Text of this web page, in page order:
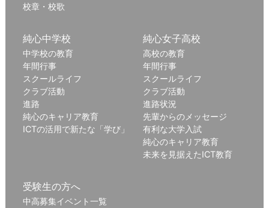
校章・校歌
純心中学校
中学校の教育
年間行事
スクールライフ
クラブ活動
進路
純心のキャリア教育
ICTの活用で新たな「学び」
純心女子高校
高校の教育
年間行事
スクールライフ
クラブ活動
進路状況
先輩からのメッセージ
有利な大学入試
純心のキャリア教育
未来を見据えたICT教育
受験生の方へ
中高募集イベント一覧